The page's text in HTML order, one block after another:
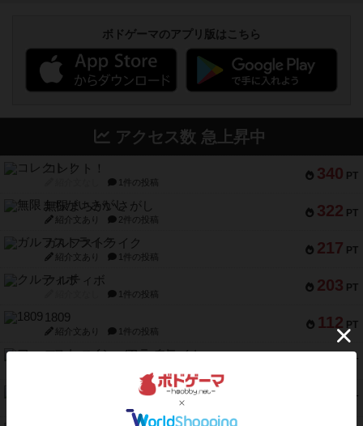
ボドゲーマのアプリ版はこちら
アクセス数 急上昇中
340 PT
コレクト！
1件の投稿
322 PT
無限まちがいさがし
紹介文あり 2件の投稿
217 PT
ガルフストライク
紹介文あり 1件の投稿
203 PT
クルティボ
1件の投稿
112 PT
1809
紹介文あり 1件の投稿
PT
ファースト・イン・フライト
PT
モズビ－ズ・レイダ－ズ